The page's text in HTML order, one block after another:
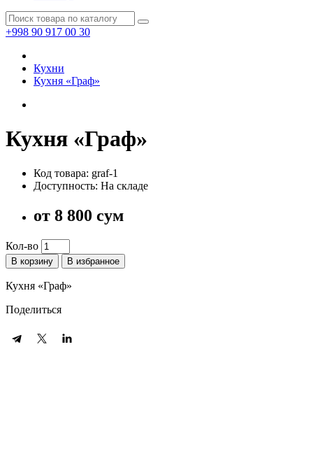
+998 90 917 00 30
Кухни
Кухня «Граф»
Кухня «Граф»
Код товара: graf-1
Доступность: На складе
от 8 800 сум
Кол-во
В корзину В избранное
Кухня «Граф»
Поделиться